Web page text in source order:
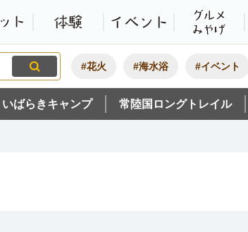
観光いばらき公式ホー
特集・オススメ
モデルコーススポット 体験
#花火 #海水浴 #イベント
いばらきキャンプ 常陸国ロングトレイル